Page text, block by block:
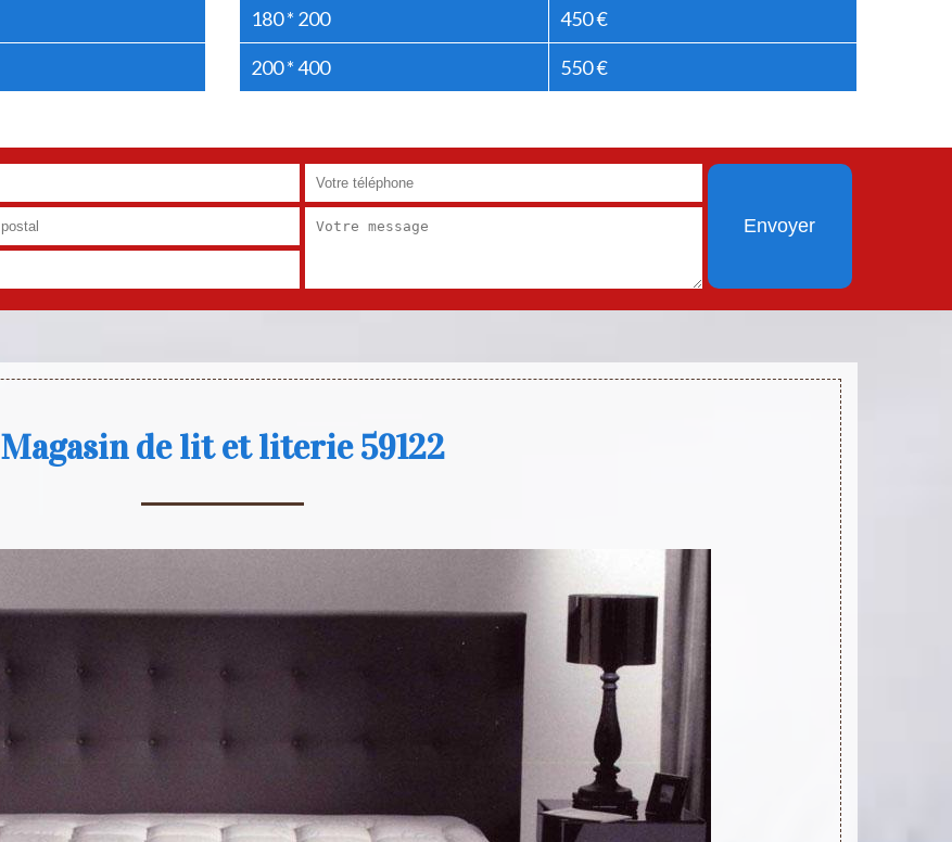
180 * 200 450 €
200 * 400 550 €
Magasin de lit et literie 59122